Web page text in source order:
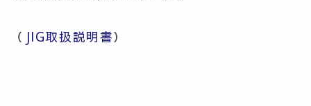
（ JIG取扱説明書）